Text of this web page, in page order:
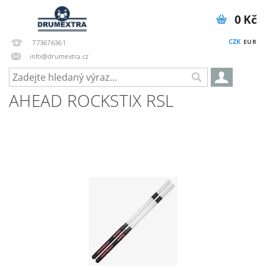
773676361
info@drumextra.cz
CZK EUR
0 Kč
AHEAD ROCKSTIX RSL